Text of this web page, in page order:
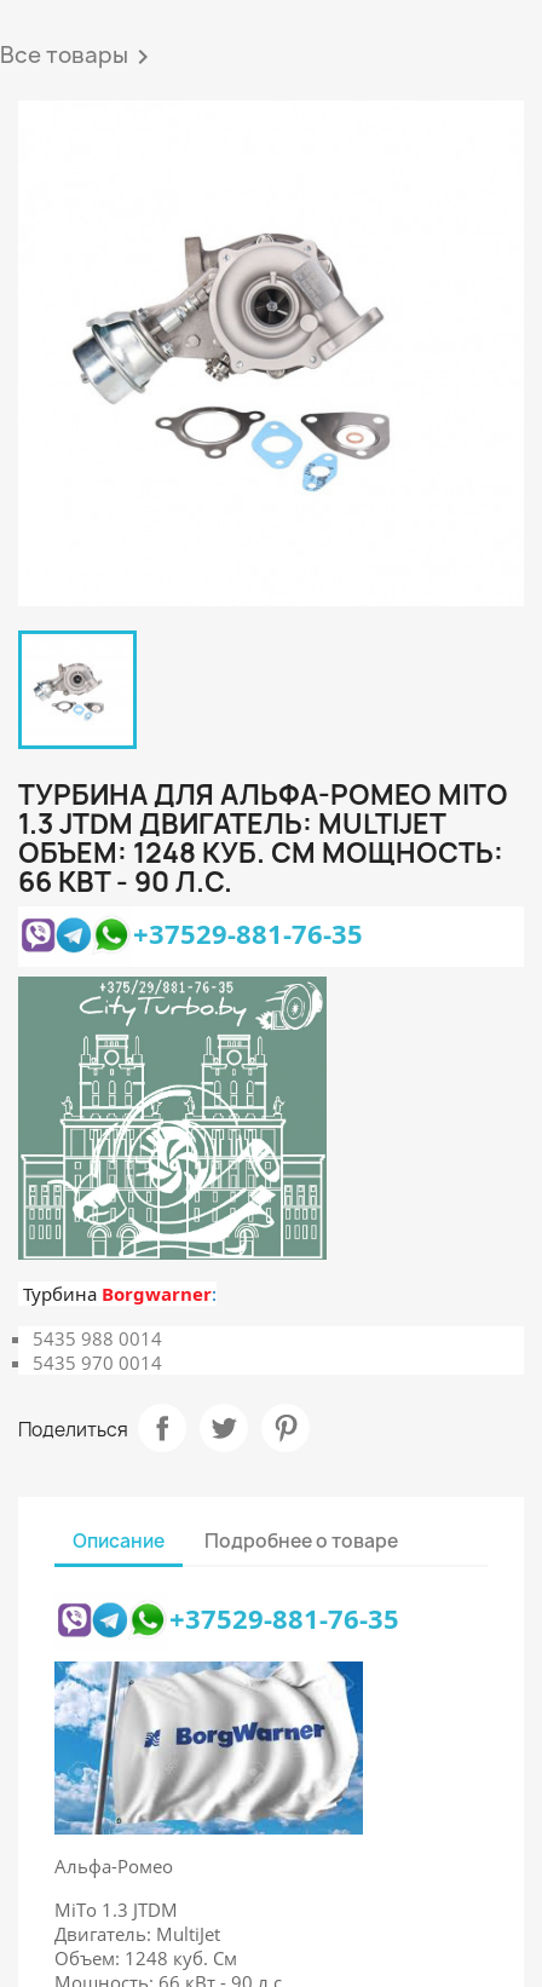
Все товары 
ТУРБИНА ДЛЯ АЛЬФА-РОМЕО MITO
1.3 JTDM ДВИГАТЕЛЬ: MULTIJET
ОБЪЕМ: 1248 КУБ. СМ МОЩНОСТЬ:
66 КВТ - 90 Л.С.
+37529-881-76-35
Турбина Borgwarner:
5435 988 0014
5435 970 0014
Поделиться
Описание Подробнее о товаре
+37529-881-76-35
Альфа-Ромео
MiTo 1.3 JTDM
Двигатель: MultiJet
Объем: 1248 куб. См
Мощность: 66 кВт - 90 л.с.